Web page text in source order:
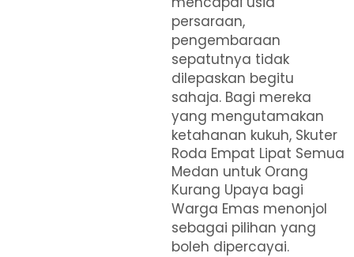
persaraan,
pengembaraan
sepatutnya tidak
dilepaskan begitu
sahaja. Bagi mereka
yang mengutamakan
ketahanan kukuh, Skuter
Roda Empat Lipat Semua
Medan untuk Orang
Kurang Upaya bagi
Warga Emas menonjol
sebagai pilihan yang
boleh dipercayai.